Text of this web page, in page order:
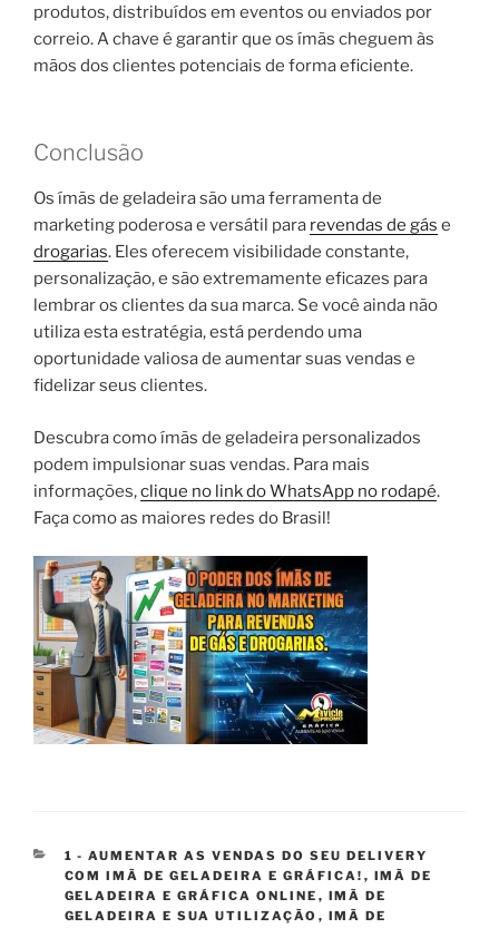
produtos, distribuídos em eventos ou enviados por
correio. A chave é garantir que os ímãs cheguem às
mãos dos clientes potenciais de forma eficiente.
Conclusão
Os ímãs de geladeira são uma ferramenta de
marketing poderosa e versátil para revendas de gás e
drogarias. Eles oferecem visibilidade constante,
personalização, e são extremamente eficazes para
lembrar os clientes da sua marca. Se você ainda não
utiliza esta estratégia, está perdendo uma
oportunidade valiosa de aumentar suas vendas e
fidelizar seus clientes.
Descubra como ímãs de geladeira personalizados
podem impulsionar suas vendas. Para mais
informações,clique no link do WhatsApp no rodapé.
Faça como as maiores redes do Brasil!
CATEGORIAS
1 - AUMENTAR AS VENDAS DO SEU DELIVERY
COM IMÃ DE GELADEIRA E GRÁFICA! , IMÃ DE
GELADEIRA E GRÁFICA ONLINE , IMÃ DE
GELADEIRA E SUA UTILIZAÇÃO , IMÃ DE